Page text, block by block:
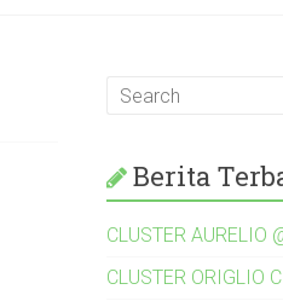
Berita
CLUSTER AURELIO
CLUSTER ORIGLIO